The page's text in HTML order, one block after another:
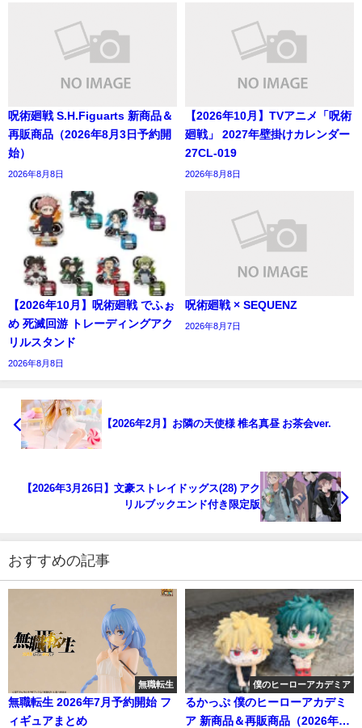
呪術廻戦 S.H.Figuarts 新商品＆
再販商品（2026年8月3日予約開
始）
2026年8月8日
【2026年10月】TVアニメ「呪術
廻戦」 2027年壁掛けカレンダー
27CL-019
2026年8月8日
【2026年10月】呪術廻戦 でふぉ
め 死滅回游 トレーディングアク
リルスタンド
2026年8月8日
呪術廻戦 × SEQUENZ
2026年8月7日
【2026年2月】お隣の天使様 椎名真昼 お茶会ver.
【2026年3月26日】文豪ストレイドッグス(28) アク
リルブックエンド付き限定版
おすすめの記事
無職転生
無職転生 2026年7月予約開始 フ
ィギュアまとめ
僕のヒーローアカデミア
るかっぷ 僕のヒーローアカデミ
ア 新商品＆再販商品（2026年6